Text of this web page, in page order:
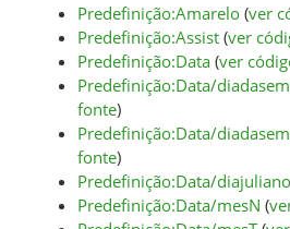
Predefinição:Amarelo(ver
Predefinição:Assist(ver
Predefinição:Data(ver
Predefinição:Data/
fonte)
Predefinição:Data/
fonte)
Predefinição:Data/diajuliano
Predefinição:Data/mesN (